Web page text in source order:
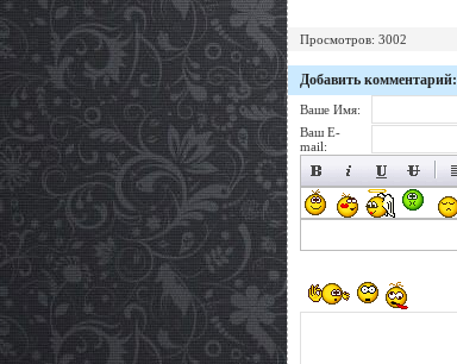
Просмотров: 3002
Добавить комментарий:
Ваше Имя:
Ваш E-
mail: